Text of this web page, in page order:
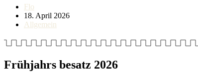
Beitrags-
Autor:
Flo
Beitrag
veröffentlicht:
18. April 2026
Beitrags-
Allgemein
Frühjahrs besatz 2026